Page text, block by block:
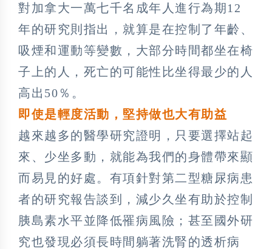
對加拿大一萬七千名成年人進行為期12
年的研究則指出，就算是在控制了年齡、
吸煙和運動等變數，大部分時間都坐在椅
子上的人，死亡的可能性比坐得最少的人
高出50％。
即使是輕度活動，堅持做也大有助益
越來越多的醫學研究證明，只要選擇站起
來、少坐多動，就能為我們的身體帶來顯
而易見的好處。有項針對第二型糖尿病患
者的研究報告談到，減少久坐有助於控制
胰島素水平並降低罹病風險；甚至國外研
究也發現必須長時間躺著洗腎的透析病